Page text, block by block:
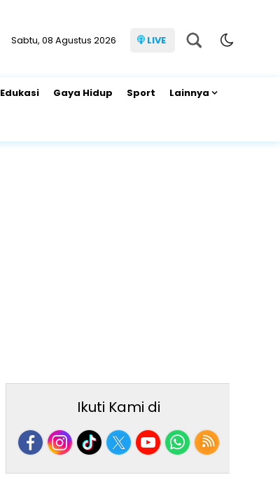
Sabtu, 08 Agustus 2026 LIVE
Edukasi Gaya Hidup Sport Lainnya
Ikuti Kami di